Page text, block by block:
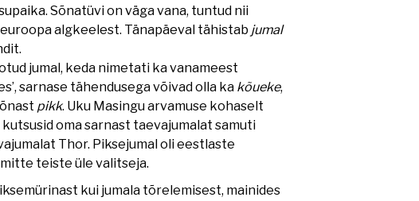
Sõnatüvi on väga vana, tuntud nii
algkeelest. Tänapäeval tähistab jumal
jumal, keda nimetati ka vanameest
sarnase tähendusega võivad olla ka kõueke,
pikk. Uku Masingu arvamuse kohaselt
oma sarnast taevajumalat samuti
Thor. Piksejumal oli eestlaste
teiste üle valitseja.
kui jumala tõrelemisest, mainides